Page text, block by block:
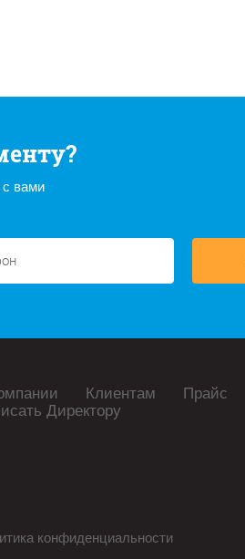
вами
Клиентам Прайс
Директору
конфиденциальности